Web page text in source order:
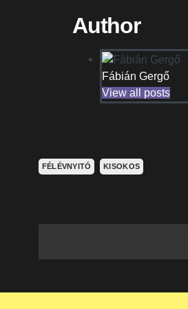
Author
Fábián Gergő
View all posts
FÉLÉVNYITÓ KISOKOS